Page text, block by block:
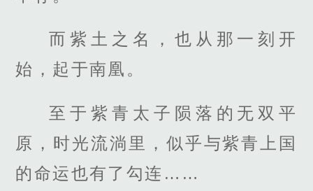
而紫土之名，也从那一刻开
始，起于南凰。
至于紫青太子陨落的无双平
原，时光流淌里，似乎与紫青上国
的命运也有了勾连……